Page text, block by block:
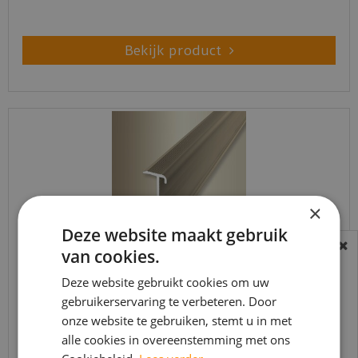
Bekijk product
Küberit - Trapneusprofiel 845 Zand F9 14x43mm
t.b.v. 2-3mm …
,95
BEREIKBAARHEID
In verband met de vakantie periode zijn wij
t/m 14 augustus telefonisch helaas niet
bereikbaar.
Bestelling worden uiteraard verwerkt
×
Deze website maakt gebruik
van cookies.
Deze website gebruikt cookies om uw
gebruikerservaring te verbeteren. Door
onze website te gebruiken, stemt u in met
alle cookies in overeenstemming met ons